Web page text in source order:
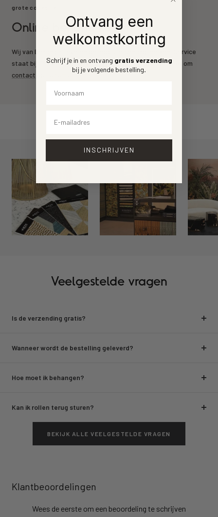
grote collectie
Online behang kopen
Wij van Behang.nl leveren de mooiste behang merken. Service
staat bij ons voorrop. Heeft u een vraag? Aarzel dan niet om
contact op te nemen.
Veelgestelde vragen
Is de verzending gratis?
Wanneer wordt de bestelling geleverd?
Hoe moet ik behangen?
Kan ik rollen terug sturen?
BEKIJK ALLE VEELGESTELDE VRAGEN
Klantbeoordelingen
Wees de eerste om een beoordeling te schrijven
Ontvang een
welkomstkorting
Schrijf je in en ontvang gratis verzending
bij je volgende bestelling.
INSCHRIJVEN